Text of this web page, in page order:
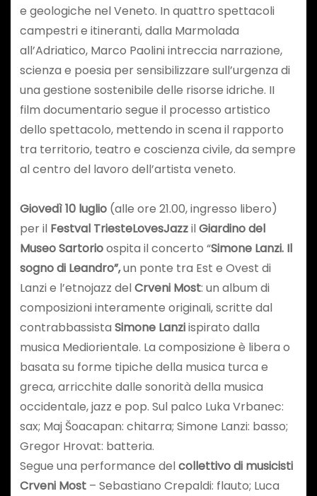
e geologiche nel Veneto. In quattro spettacoli
campestri e itineranti, dalla Marmolada
all’Adriatico, Marco Paolini intreccia narrazione,
scienza e poesia per sensibilizzare sull’urgenza di
una gestione sostenibile delle risorse idriche. II
film documentario segue il processo artistico
dello spettacolo, mettendo in scena il rapporto
tra territorio, teatro e coscienza civile, da sempre
al centro del lavoro dell’artista veneto.
Giovedì 10 luglio(alle ore 21.00, ingresso libero)
per il Festval TriesteLovesJazzilGiardino del
Museo Sartorioospita il concerto “Simone Lanzi. Il
sogno di Leandro”,un ponte tra Est e Ovest di
Lanzi e l’etnojazz delCrveni Most: un album di
composizioni interamente originali, scritte dal
contrabbassista Simone Lanziispirato dalla
musica Mediorientale. La composizione è libera o
basata su forme tipiche della musica turca e
greca, arricchite dalle sonorità della musica
occidentale, jazz e pop. Sul palco Luka Vrbanec:
sax; Maj Šoacapan: chitarra; Simone Lanzi: basso;
Gregor Hrovat: batteria.
Segue una performance delcollettivo di musicisti
Crveni Most– Sebastiano Crepaldi: flauto; Luca